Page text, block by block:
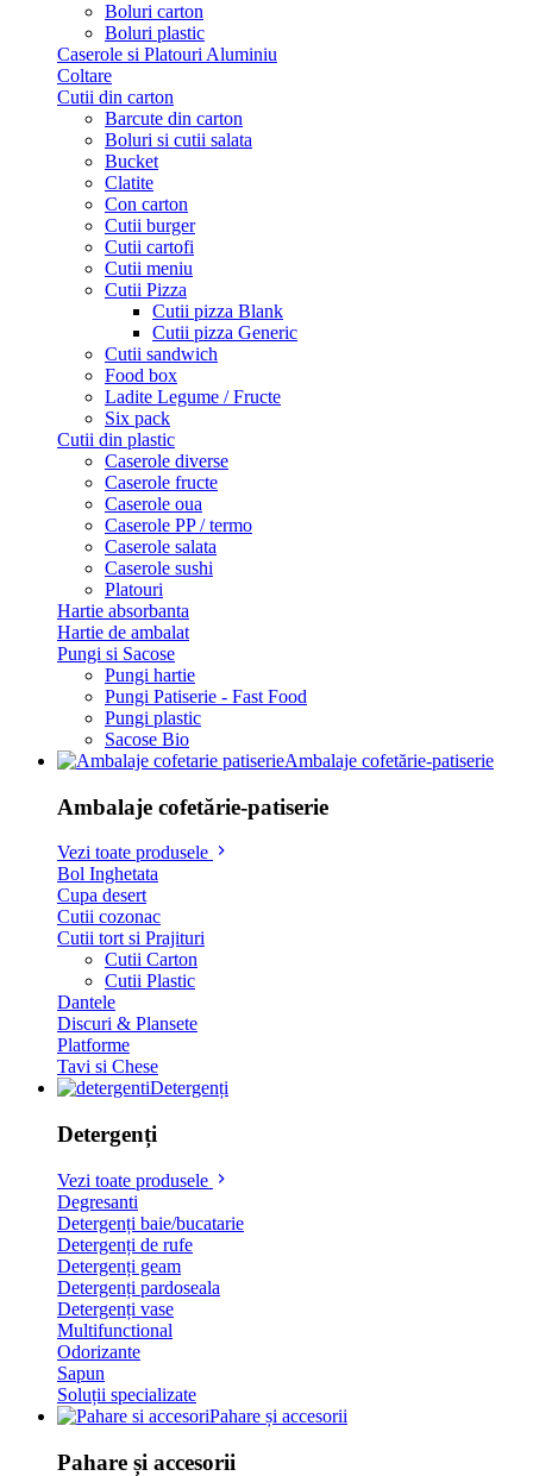
Boluri carton
Boluri plastic
Caserole si Platouri Aluminiu
Coltare
Cutii din carton
Barcute din carton
Boluri si cutii salata
Bucket
Clatite
Con carton
Cutii burger
Cutii cartofi
Cutii meniu
Cutii Pizza
Cutii pizza Blank
Cutii pizza Generic
Cutii sandwich
Food box
Ladite Legume / Fructe
Six pack
Cutii din plastic
Caserole diverse
Caserole fructe
Caserole oua
Caserole PP / termo
Caserole salata
Caserole sushi
Platouri
Hartie absorbanta
Hartie de ambalat
Pungi si Sacose
Pungi hartie
Pungi Patiserie - Fast Food
Pungi plastic
Sacose Bio
Ambalaje cofetărie-patiserie
Ambalaje cofetărie-patiserie
Vezi toate produsele
Bol Inghetata
Cupa desert
Cutii cozonac
Cutii tort si Prajituri
Cutii Carton
Cutii Plastic
Dantele
Discuri & Plansete
Platforme
Tavi si Chese
Detergenți
Detergenți
Vezi toate produsele
Degresanti
Detergenți baie/bucatarie
Detergenți de rufe
Detergenți geam
Detergenți pardoseala
Detergenți vase
Multifunctional
Odorizante
Sapun
Soluții specializate
Pahare și accesorii
Pahare și accesorii